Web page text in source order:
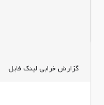
گزارش خرابی لینک فایل